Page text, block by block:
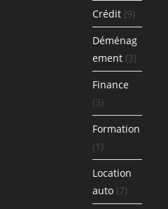
Crédit (9)
Déménag
ement (3)
Finance
(3)
Formation
(1)
Location
auto (7)